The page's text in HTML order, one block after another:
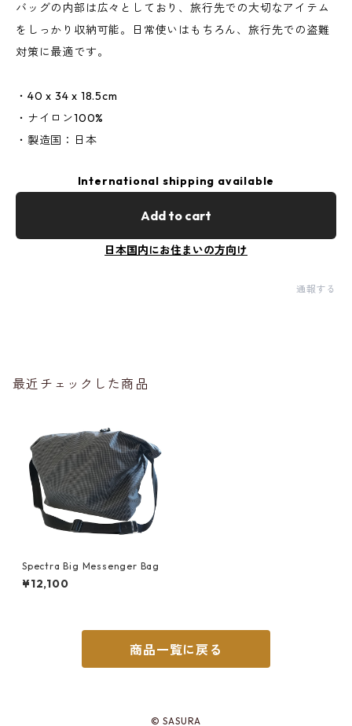
バッグの内部は広々としており、旅行先での大切なアイテム
をしっかり収納可能。日常使いはもちろん、旅行先での盗難
対策に最適です。
・40 x 34 x 18.5cm
・ナイロン100%
・製造国：日本
International shipping available
Add to cart
日本国内にお住まいの方向け
通報する
最近チェックした商品
Spectra Big Messenger Bag
¥12,100
商品一覧に戻る
© SASURA